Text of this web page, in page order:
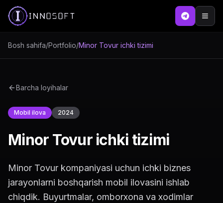
Bosh sahifa/Portfolio/Minor Tovur ichki tizimi
Barcha loyihalar
Mobil ilova 2024
Minor Tovur ichki tizimi
Minor Tovur kompaniyasi uchun ichki biznes
jarayonlarni boshqarish mobil ilovasini ishlab
chiqdik. Buyurtmalar, omborxona va xodimlar